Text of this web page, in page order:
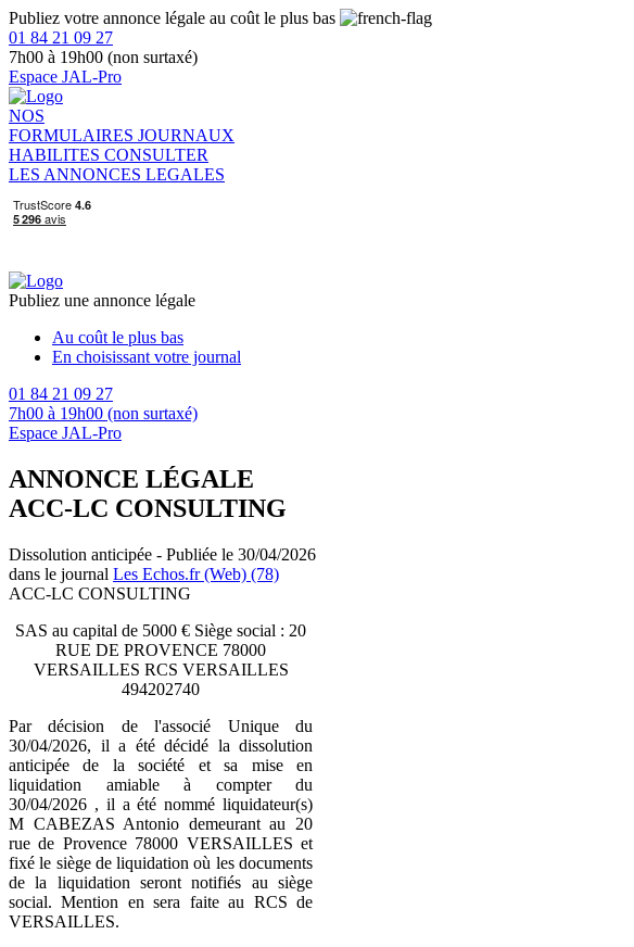
Publiez votre annonce légale au coût le plus bas
01 84 21 09 27
7h00 à 19h00 (non surtaxé)
Espace JAL-Pro
NOS
FORMULAIRES JOURNAUX
HABILITES CONSULTER
LES ANNONCES LEGALES
Publiez une annonce légale
Au coût le plus bas
En choisissant votre journal
01 84 21 09 27
7h00 à 19h00 (non surtaxé)
Espace JAL-Pro
ANNONCE LÉGALE
ACC-LC CONSULTING
Dissolution anticipée - Publiée le 30/04/2026
dans le journal Les Echos.fr (Web) (78)
ACC-LC CONSULTING
SAS au capital de 5000 € Siège social : 20
RUE DE PROVENCE 78000
VERSAILLES RCS VERSAILLES
494202740
Par décision de l'associé Unique du
30/04/2026, il a été décidé la dissolution
anticipée de la société et sa mise en
liquidation amiable à compter du
30/04/2026 , il a été nommé liquidateur(s)
M CABEZAS Antonio demeurant au 20
rue de Provence 78000 VERSAILLES et
fixé le siège de liquidation où les documents
de la liquidation seront notifiés au siège
social. Mention en sera faite au RCS de
VERSAILLES.